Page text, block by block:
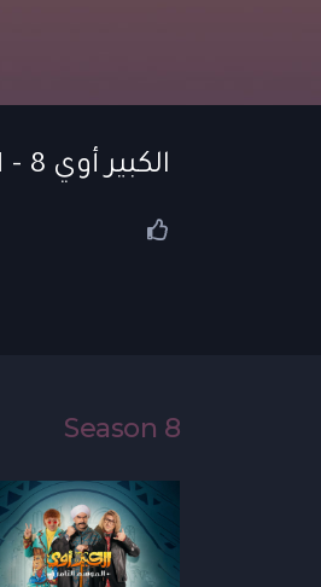
الكبير أوي 8 - S8 - EP11 - الكبير أوي 8 | الحلقة 11
Season 8